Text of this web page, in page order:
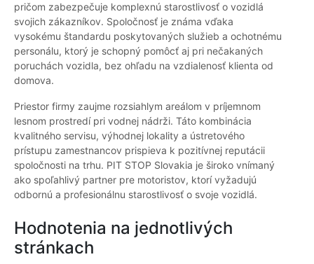
pričom zabezpečuje komplexnú starostlivosť o vozidlá
svojich zákazníkov. Spoločnosť je známa vďaka
vysokému štandardu poskytovaných služieb a ochotnému
personálu, ktorý je schopný pomôcť aj pri nečakaných
poruchách vozidla, bez ohľadu na vzdialenosť klienta od
domova.
Priestor firmy zaujme rozsiahlym areálom v príjemnom
lesnom prostredí pri vodnej nádrži. Táto kombinácia
kvalitného servisu, výhodnej lokality a ústretového
prístupu zamestnancov prispieva k pozitívnej reputácii
spoločnosti na trhu. PIT STOP Slovakia je široko vnímaný
ako spoľahlivý partner pre motoristov, ktorí vyžadujú
odbornú a profesionálnu starostlivosť o svoje vozidlá.
Hodnotenia na jednotlivých
stránkach